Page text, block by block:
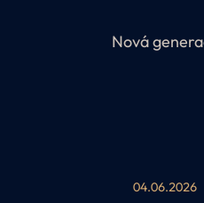
Nová
04.06.2026